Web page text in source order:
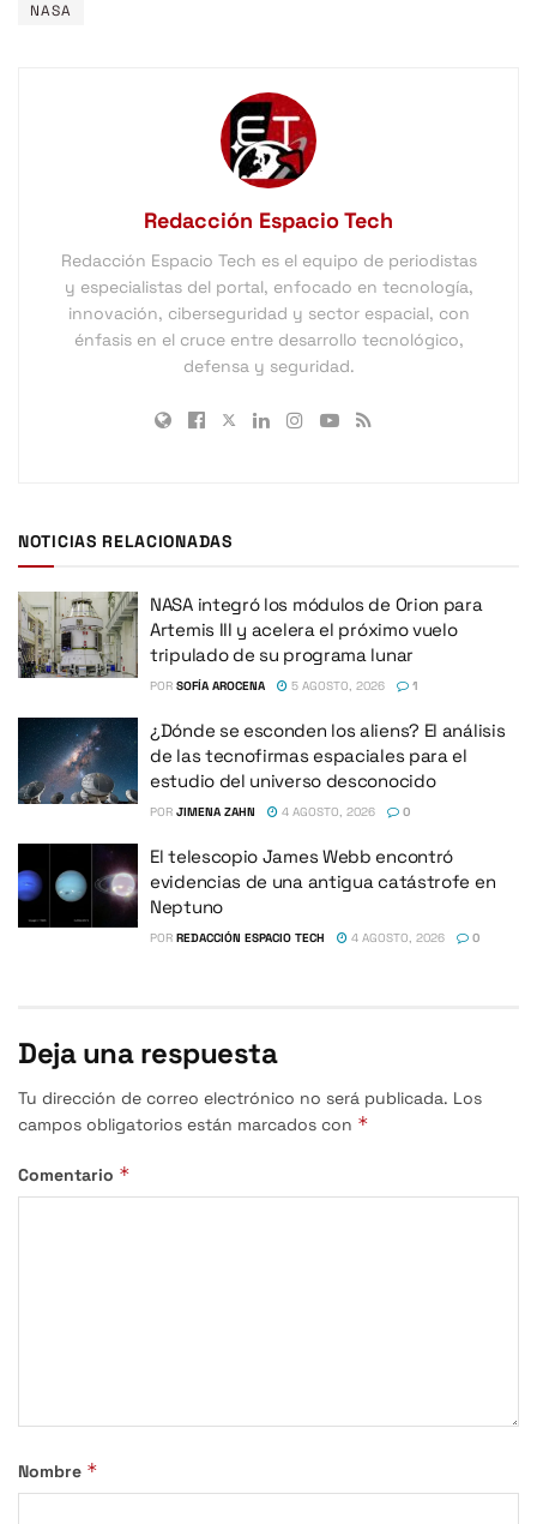
NASA
Redacción Espacio Tech
Redacción Espacio Tech es el equipo de periodistas
y especialistas del portal, enfocado en tecnología,
innovación, ciberseguridad y sector espacial, con
énfasis en el cruce entre desarrollo tecnológico,
defensa y seguridad.
NOTICIAS RELACIONADAS
NASA integró los módulos de Orion para
Artemis III y acelera el próximo vuelo
tripulado de su programa lunar
POR SOFÍA AROCENA 5 AGOSTO, 2026 1
¿Dónde se esconden los aliens? El análisis
de las tecnofirmas espaciales para el
estudio del universo desconocido
POR JIMENA ZAHN 4 AGOSTO, 2026 0
El telescopio James Webb encontró
evidencias de una antigua catástrofe en
Neptuno
POR REDACCIÓN ESPACIO TECH 4 AGOSTO, 2026 0
Deja una respuesta
Tu dirección de correo electrónico no será publicada. Los
campos obligatorios están marcados con *
Comentario *
Nombre *